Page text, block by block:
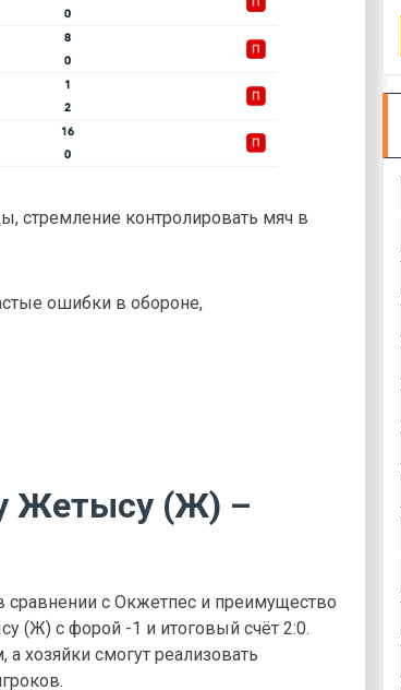
стремление контролировать мяч в
ошибки в обороне,
Жетысу (Ж) –
с Окжетпес и преимущество
(Ж) с форой -1 и итоговый счёт 2:0.
хозяйки смогут реализовать